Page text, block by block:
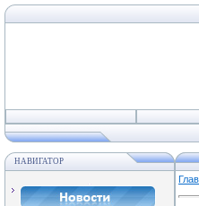
НАВИГАТОР